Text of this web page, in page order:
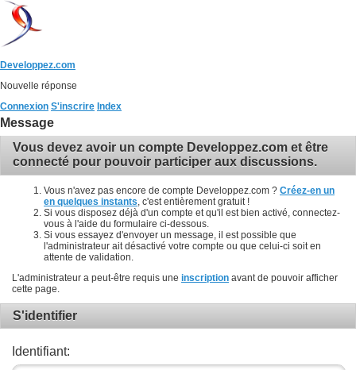
Developpez.com
Nouvelle réponse
Connexion S'inscrire Index
Message
Vous devez avoir un compte Developpez.com et être
connecté pour pouvoir participer aux discussions.
Vous n'avez pas encore de compte Developpez.com ? Créez-en un
en quelques instants , c'est entièrement gratuit !
Si vous disposez déjà d'un compte et qu'il est bien activé, connectez-
vous à l'aide du formulaire ci-dessous.
Si vous essayez d'envoyer un message, il est possible que
l'administrateur ait désactivé votre compte ou que celui-ci soit en
attente de validation.
L'administrateur a peut-être requis une inscription avant de pouvoir afficher
cette page.
S'identifier
Identifiant: